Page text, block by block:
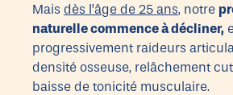
Mais dès l’âge de 25 ans, notre
naturelle commence à décliner,
progressivement raideurs
densité osseuse, relâchement
baisse de tonicité musculaire.